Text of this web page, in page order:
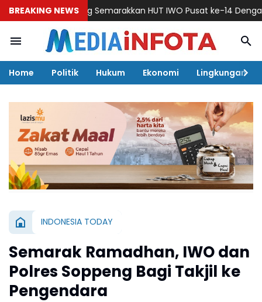
BREAKING NEWS
Soppeng Semarakkan HUT IWO Pusat ke-14 Dengan
Home Politik Hukum Ekonomi Lingkungan
INDONESIA TODAY
Semarak Ramadhan, IWO dan
Polres Soppeng Bagi Takjil ke
Pengendara